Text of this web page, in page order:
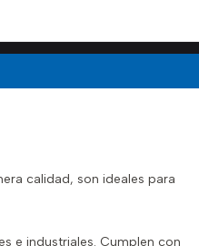
calidad, son ideales para
e industriales. Cumplen con